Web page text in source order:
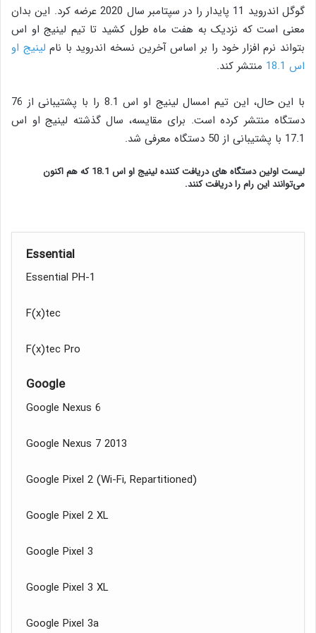
گوگل اندروید 11 پایدار را در سپتامبر سال 2020 عرضه کرد. این بدان
معنی است که نزدیک به هفت ماه طول کشید تا تیم لینیج او اس
بتواند نرم افزار خود را بر اساس آخرین نسخه اندروید با نام لینیج او
اس 18.1
منتشر کند.
با این حال، این تیم امسال لینیج او اس 8.1 را با پشتیبانی از 76
دستگاه منتشر کرده است. برای مقایسه، سال گذشته لینیج او اس
17.1 با پشتیبانی از 50 دستگاه معرفی شد.
لیست اولین دستگاه های دریافت کننده لینیج او اس 18.1 که هم اکنون
می‌توانند این رام را دریافت کنند.
Essential
Essential PH-1
F(x)tec
F(x)tec Pro
Google
Google Nexus 6
Google Nexus 7 2013
(Wi-Fi, Repartitioned) Google Pixel 2
Google Pixel 2 XL
Google Pixel 3
Google Pixel 3 XL
Google Pixel 3a